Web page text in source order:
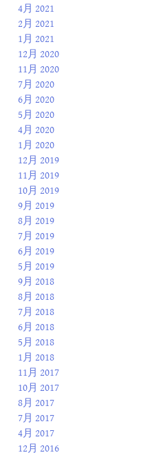
4月 2021
2月 2021
1月 2021
12月 2020
11月 2020
7月 2020
6月 2020
5月 2020
4月 2020
1月 2020
12月 2019
11月 2019
10月 2019
9月 2019
8月 2019
7月 2019
6月 2019
5月 2019
9月 2018
8月 2018
7月 2018
6月 2018
5月 2018
1月 2018
11月 2017
10月 2017
8月 2017
7月 2017
4月 2017
12月 2016